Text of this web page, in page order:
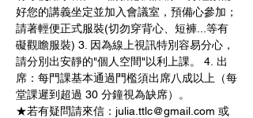
好您的講義坐定並加入會議室，預備心參加；
請著輕便正式服裝(切勿穿背心、短褲...等有
礙觀瞻服裝) 3. 因為線上視訊特別容易分心，
請分別出安靜的"個人空間"以利上課。 4. 出
席：每門課基本通過門檻須出席八成以上（每
堂課遲到超過 30 分鐘視為缺席）。
★若有疑問請來信：julia.ttlc@gmail.com 或